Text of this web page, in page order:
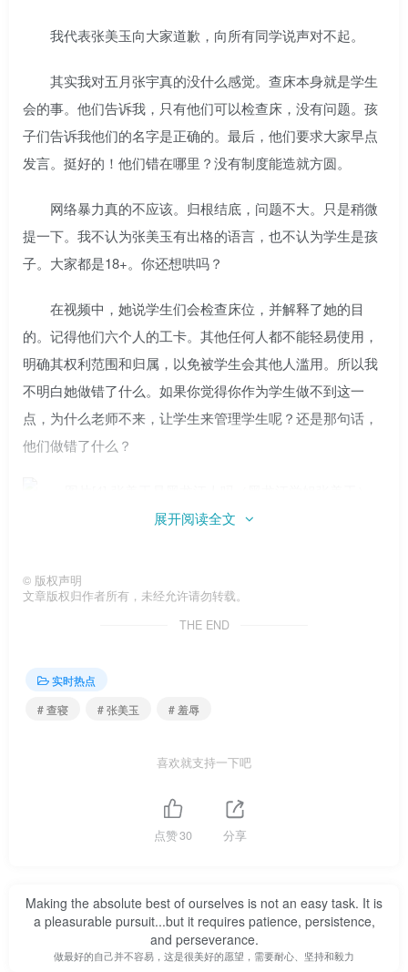
我代表张美玉向大家道歉，向所有同学说声对不起。
其实我对五月张宇真的没什么感觉。查床本身就是学生
会的事。他们告诉我，只有他们可以检查床，没有问题。孩
子们告诉我他们的名字是正确的。最后，他们要求大家早点
发言。挺好的！他们错在哪里？没有制度能造就方圆。
网络暴力真的不应该。归根结底，问题不大。只是稍微
提一下。我不认为张美玉有出格的语言，也不认为学生是孩
子。大家都是18+。你还想哄吗？
在视频中，她说学生们会检查床位，并解释了她的目
的。记得他们六个人的工卡。其他任何人都不能轻易使用，
明确其权利范围和归属，以免被学生会其他人滥用。所以我
不明白她做错了什么。如果你觉得你作为学生做不到这一
点，为什么老师不来，让学生来管理学生呢？还是那句话，
他们做错了什么？
理。如果把学校的负担留给学生会，学生会怕他们是眼中钉
肉中刺，必然会用高压政策武装自己。如果不适合，就算是
自始至终，查宿舍的大四女生没有任何过激的语言或行
为，只是语气有些沉重。作为学校指定的执行人，如果没有
会是最后的受害者？我认为错不在执行人，而在委托人。
学姐们的要求说得好，做得好。通过实地考察、现场宣
讲，让好的新生规范化，让懒的新生带出新气象，就像新兵
的事，值得鼓励，推荐，表扬。
2021黑龙江职业学校招生学校
展开阅读全文
© 版权声明
文章版权归作者所有，未经允许请勿转载。
THE END
实时热点
# 查寝
# 张美玉 # 羞辱
喜欢就支持一下吧
点赞30 分享
Making the absolute best of ourselves is not an easy task. It is
a pleasurable pursuit...but it requires patience, persistence,
and perseverance.
做最好的自己并不容易，这是很美好的愿望，需要耐心、坚持和毅力